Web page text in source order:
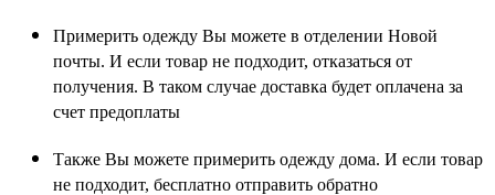
Примерить одежду Вы можете в отделении Новой
почты. И если товар не подходит, отказаться от
получения. В таком случае доставка будет оплачена за
счет предоплаты
Также Вы можете примерить одежду дома. И если товар
не подходит, бесплатно отправить обратно